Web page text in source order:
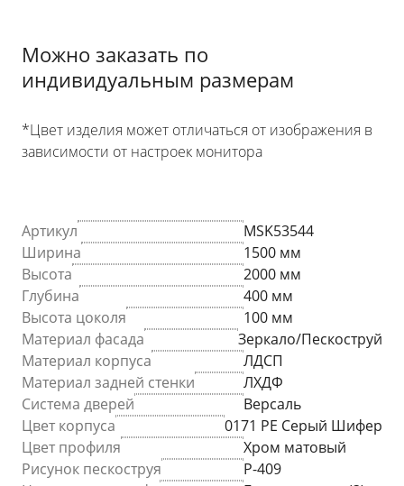
Можно заказать по
индивидуальным размерам
*Цвет изделия может отличаться от изображения в
зависимости от настроек монитора
Артикул
MSK53544
Ширина
1500 мм
Высота
2000 мм
Глубина
400 мм
Высота цоколя
100 мм
Материал фасада
Зеркало/Пескоструй
Материал корпуса
ЛДСП
Материал задней стенки
ЛХДФ
Система дверей
Версаль
Цвет корпуса
0171 PE Серый Шифер
Цвет профиля
Хром матовый
Рисунок пескоструя
P-409